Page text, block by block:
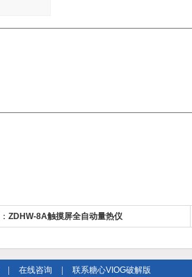
ZDHW-8A触摸屏全自动量热仪
在线咨询 联系糖心VIOG破解版